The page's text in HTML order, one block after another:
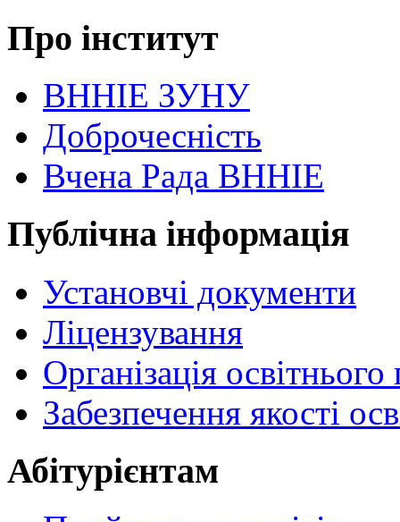
Про інститут
ВННІЕ ЗУНУ
Доброчесність
Вчена Рада ВННІЕ
Публічна інформація
Установчі документи
Ліцензування
Організація
Забезпечення якості
Абітурієнтам